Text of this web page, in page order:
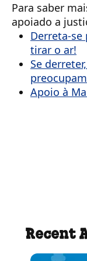
Para saber
apoiado a
Derreta-se
tirar o ar!
Se
Apoio à
Recent